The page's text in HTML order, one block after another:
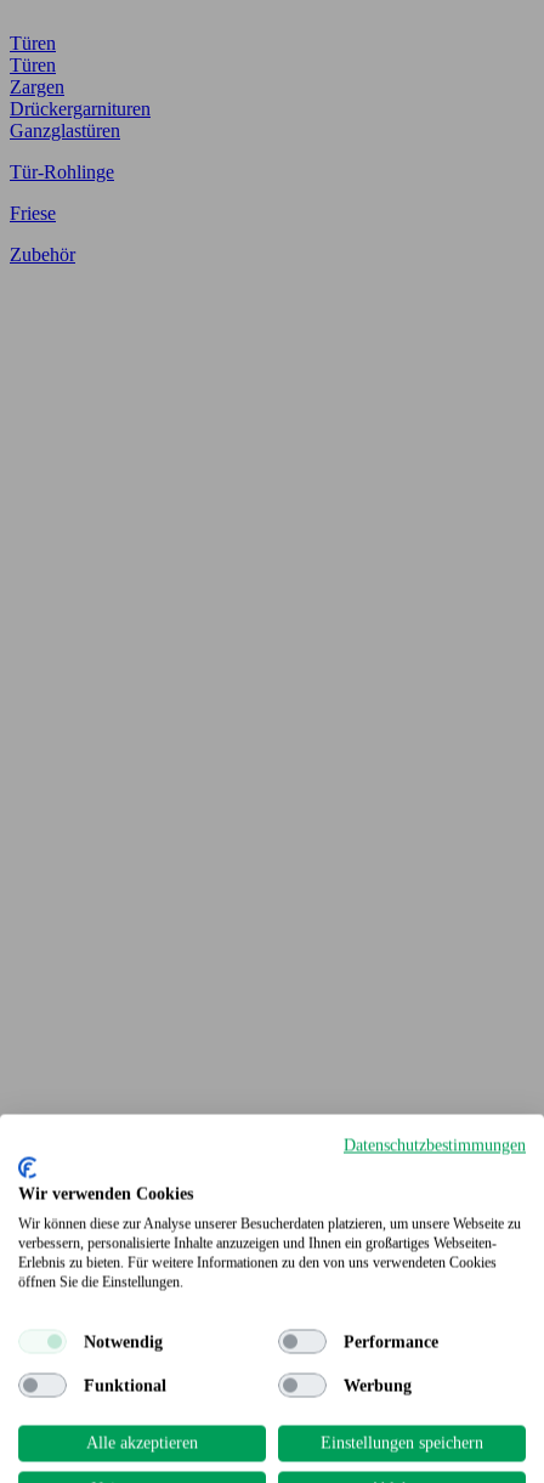
Türen
Türen
Zargen
Drückergarnituren
Ganzglastüren
Tür-Rohlinge
Friese
Zubehör
Terrassendielen
Datenschutzbestimmungen
Wir verwenden Cookies
Wir können diese zur Analyse unserer Besucherdaten platzieren, um unsere Webseite zu
verbessern, personalisierte Inhalte anzuzeigen und Ihnen ein großartiges Webseiten-
Erlebnis zu bieten. Für weitere Informationen zu den von uns verwendeten Cookies
öffnen Sie die Einstellungen.
Notwendig Performance
Funktional Werbung
Alle akzeptieren Einstellungen speichern